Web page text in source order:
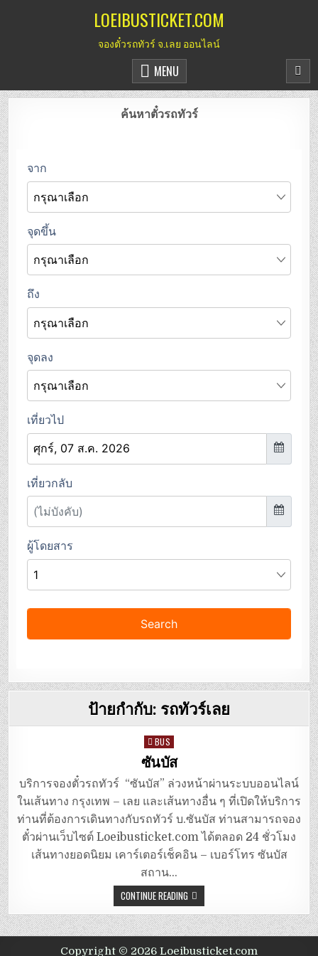
LOEIBUSTICKET.COM
จองตั๋วรถทัวร์ จ.เลย ออนไลน์
MENU
ค้นหาตั๋วรถทัวร์
ป้ายกำกับ: รถทัวร์เลย
Posted
in
BUS
ซันบัส
บริการจองตั๋วรถทัวร์ “ซันบัส” ล่วงหน้าผ่านระบบออนไลน์
ในเส้นทาง กรุงเทพ – เลย และเส้นทางอื่น ๆ ที่เปิดให้บริการ
ท่านที่ต้องการเดินทางกับรถทัวร์ บ.ซันบัส ท่านสามารถจอง
ตั๋วผ่านเว็บไซต์ Loeibusticket.com ได้ตลอด 24 ชั่วโมง
เส้นทางยอดนิยม เคาร์เตอร์เช็คอิน – เบอร์โทร ซันบัส
สถาน…
CONTINUE READING
Copyright © 2026 Loeibusticket.com